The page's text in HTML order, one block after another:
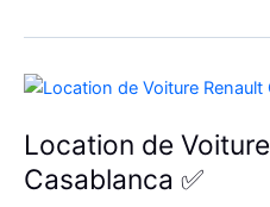
Aéroport
|
Location
Voiture
Casablanca
Location de
Casablanca ✅